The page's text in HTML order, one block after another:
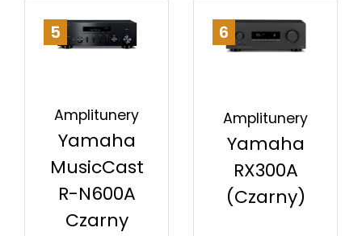
5
Amplitunery
Yamaha
MusicCast
R-N600A
Czarny
6
Amplitunery
Yamaha
RX300A
(Czarny)